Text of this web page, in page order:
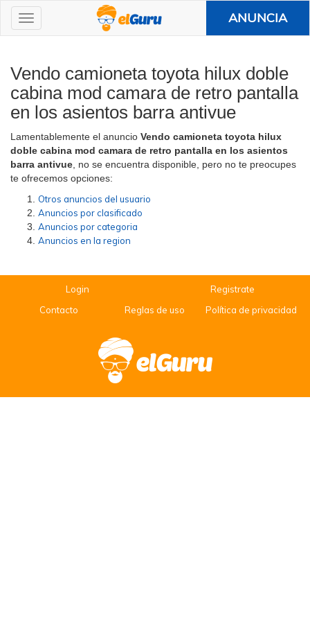
ANUNCIA
Vendo camioneta toyota hilux doble
cabina mod camara de retro pantalla
en los asientos barra antivue
Lamentablemente el anuncio Vendo camioneta toyota hilux
doble cabina mod camara de retro pantalla en los asientos
barra antivue , no se encuentra disponible, pero no te preocupes
te ofrecemos opciones:
Otros anuncios del usuario
Anuncios por clasificado
Anuncios por categoria
Anuncios en la region
Login
Registrate
Contacto
Reglas de uso Política de privacidad